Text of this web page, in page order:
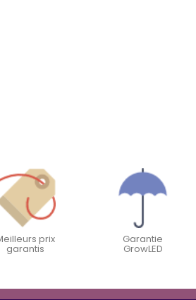
prix
garantis
Garantie
GrowLED